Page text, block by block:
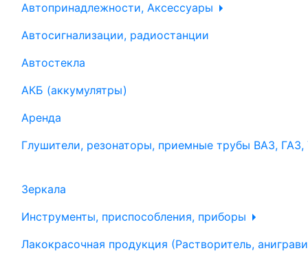
Автопринадлежности, Аксессуары
Автосигнализации, радиостанции
Автостекла
АКБ (аккумулятры)
Аренда
Глушители, резонаторы, приемные трубы ВАЗ, ГАЗ,
Зеркала
Инструменты, приспособления, приборы
Лакокрасочная продукция (Растворитель,